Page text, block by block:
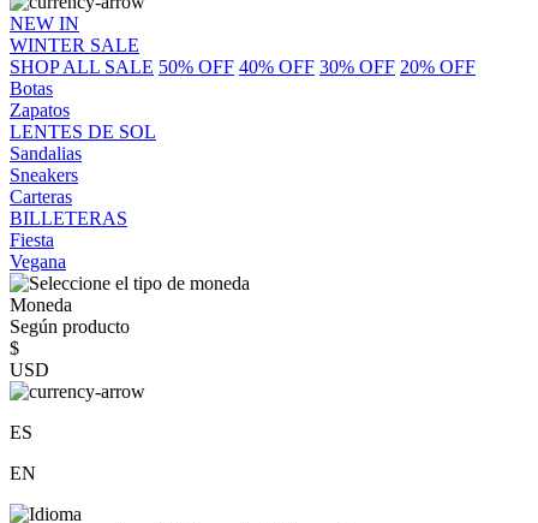
NEW IN
WINTER SALE
SHOP ALL SALE 50% OFF 40% OFF 30% OFF 20% OFF
Botas
Zapatos
LENTES DE SOL
Sandalias
Sneakers
Carteras
BILLETERAS
Fiesta
Vegana
Moneda
Según producto
$
USD
ES
EN